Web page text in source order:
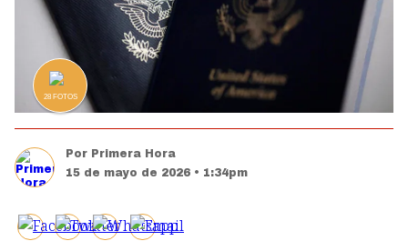
28FOTOS
Por Primera Hora
15 de mayo de 2026 • 1:34pm